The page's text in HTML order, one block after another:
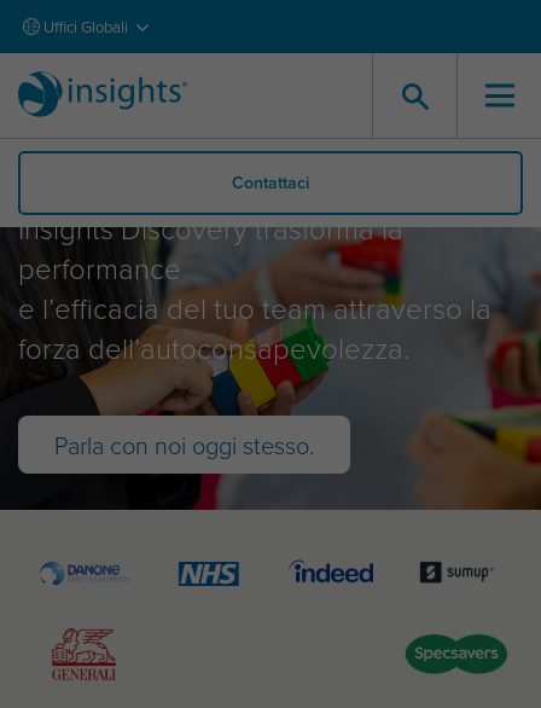
Uffici Globali
Contattaci
Insights Discovery
Insights Discovery trasforma la
performance
e l’efficacia del tuo team attraverso la
forza dell’autoconsapevolezza.
Parla con noi oggi stesso.